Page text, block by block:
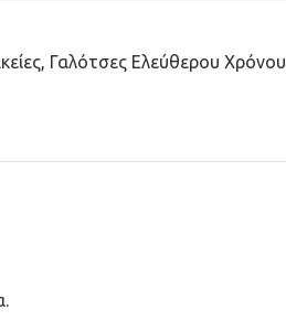
, Γαλότσες Ελεύθερου Χρόνου